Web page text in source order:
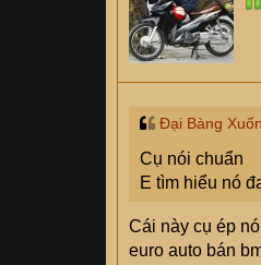
Đại Bàng
Cụ nói chuẩn
E tìm hiểu nó
Cái này cụ ép
euro auto bán